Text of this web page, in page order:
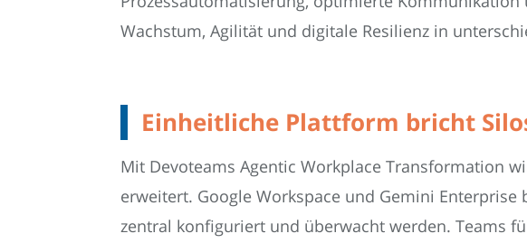
Wachstum, Agilität und digitale Resilienz in
Einheitliche Plattform bricht
Mit Devoteams Agentic Workplace Transformation
erweitert. Google Workspace und Gemini
zentral konfiguriert und überwacht werden. Teams